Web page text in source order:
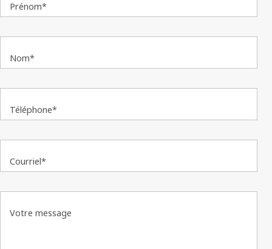
Prénom*
Nom*
Téléphone*
Courriel*
Votre message